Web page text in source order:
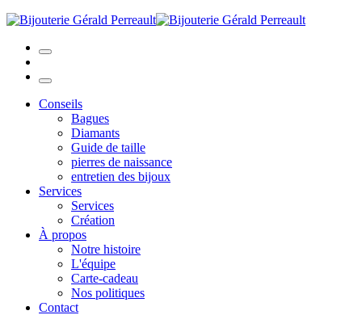
Conseils
Bagues
Diamants
Guide de taille
pierres de naissance
entretien des bijoux
Services
Services
Création
À propos
Notre histoire
L'équipe
Carte-cadeau
Nos politiques
Contact